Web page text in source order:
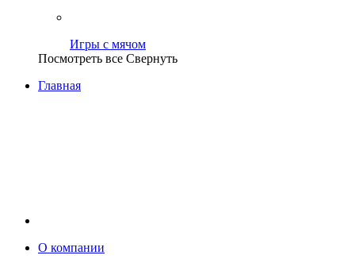
Игры с мячом
Посмотреть все Свернуть
Главная
О компании